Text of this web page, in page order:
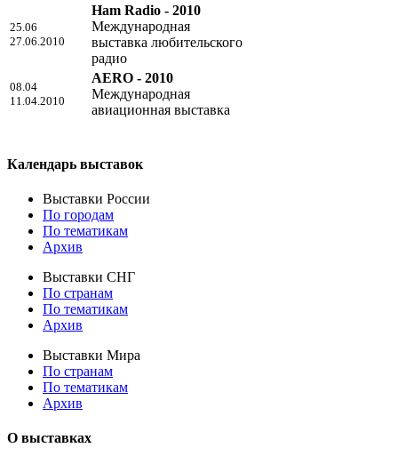
25.06
27.06.2010
Ham Radio - 2010
Международная
выставка любительского
радио
08.04
11.04.2010
AERO - 2010
Международная
авиационная выставка
Календарь выставок
Выставки России
По городам
По тематикам
Архив
Выставки СНГ
По странам
По тематикам
Архив
Выставки Мира
По странам
По тематикам
Архив
О выставках